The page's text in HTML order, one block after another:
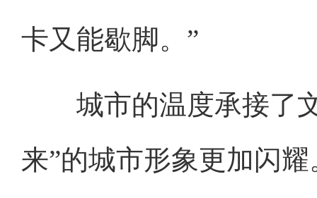
卡又能歇脚。”
城市的温度承接了文
来”的城市形象更加闪